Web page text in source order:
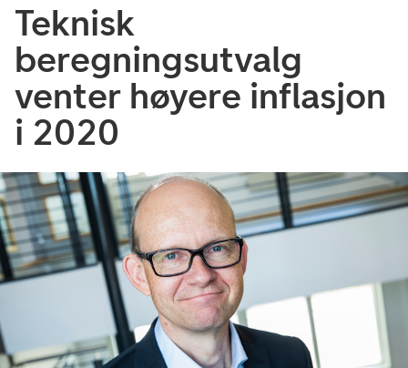
Teknisk
beregningsutvalg
venter høyere inflasjon
i 2020